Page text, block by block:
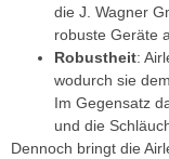
die J. Wagner
robuste Geräte
Robustheit:
wodurch sie
Im Gegensatz
und die
Dennoch bringt die